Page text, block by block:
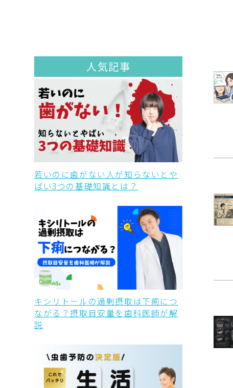
人気記事
若いのに歯がない人が知らないとや
ばい3つの基礎知識とは？
キシリトールの過剰摂取は下痢につ
ながる？摂取目安量を歯科医師が解
説